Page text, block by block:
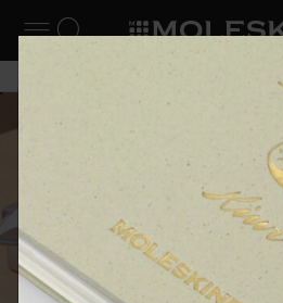
ナビゲーションの切
検索 (キーワード
6,500円以上のご購入
ーを閉じる
あるページから
スラ
スライド表示5